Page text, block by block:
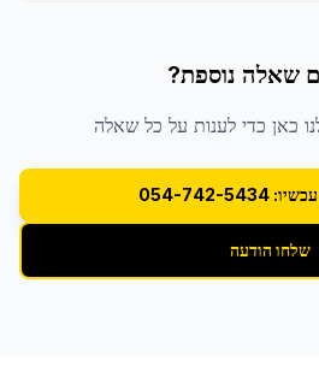
שאלה נוספת?
כאן כדי לענות על כל שאלה
742-5434
שלחו הודעה